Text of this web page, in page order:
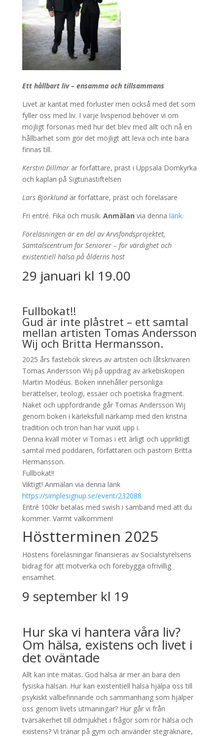
Ett hållbart liv – ensamma och tillsammans
Livet är kantat med förluster men också med det som
fyller oss med liv. I varje livsperiod behöver vi om
möjligt försonas med hur det blev med allt och nå en
hållbarhet som gör det möjligt att leva och inte bara
finnas till.
Kerstin Dillmarär författare, präst i Uppsala Domkyrka
och kaplan på Sigtunastiftelsen
Lars Björklundär författare, präst och föreläsare
Fri entré. Fika och musik. Anmälan via denna länk.
Föreläsningen är en del av Arvsfondsprojektet,
Samtalscentrum för Seniorer – för värdighet och
existentiell hälsa på ålderns höst
29 januari kl 19.00
Fullbokat!!
Gud är inte plåstret – ett samtal
mellan artisten Tomas Andersson
Wij och Britta Hermansson.
2025 års fastebok skrevs av artisten och låtskrivaren
Tomas Andersson Wij på uppdrag av ärkebiskopen
Martin Modéus. Boken innehåller personliga
berättelser, teologi, essäer och poetiska fragment.
Naket och uppfordrande går Tomas Andersson Wij
genom boken i kärleksfull närkamp med den kristna
tradition och tron han har vuxit upp i.
Denna kväll möter vi Tomas i ett ärligt och uppriktigt
samtal med poddaren, författaren och pastorn Britta
Hermansson.
Fullbokat!!
Viktigt! Anmälan via denna länk
https://simplesignup.se/event/232088
Entré 100kr betalas med swish i samband med att du
kommer. Varmt välkommen!
Höstterminen 2025
Höstens föreläsningar finansieras av Socialstyrelsens
bidrag för att motverka och förebygga ofrivillig
ensamhet.
9 september kl 19
Hur ska vi hantera våra liv?
Om hälsa, existens och livet i
det oväntade
Allt kan inte mätas. God hälsa är mer än bara den
fysiska hälsan. Hur kan existentiell hälsa hjälpa oss till
psykiskt välbefinnande och sammanhang som hjälper
oss genom livets utmaningar? Hur går vi från
tvärsäkerhet till ödmjukhet i frågor som rör hälsa och
existens? Vi tränar på gym och använder stegräknare,